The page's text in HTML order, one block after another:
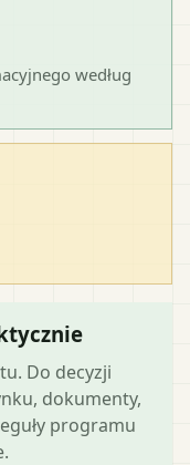
według
Do decyzji
dokumenty,
programu